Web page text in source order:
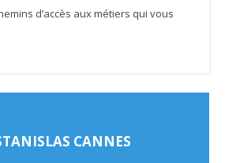
d’accès aux métiers qui vous
CANNES